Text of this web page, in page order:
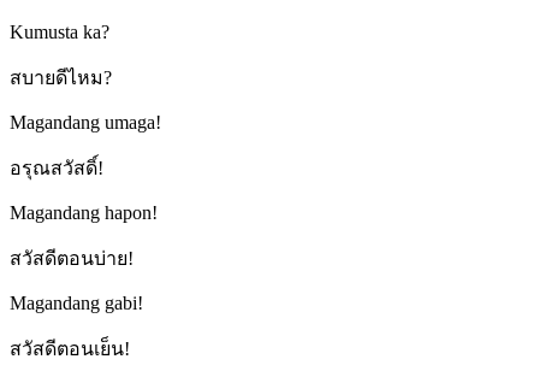
Kumusta ka?
สบายดีไหม?
Magandang umaga!
อรุณสวัสดิ์!
Magandang hapon!
สวัสดีตอนบ่าย!
Magandang gabi!
สวัสดีตอนเย็น!